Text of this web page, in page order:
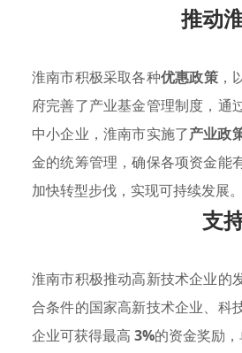
推动
淮南市积极采取各种优惠政策，
府完善了产业基金管理制度，通
中小企业，淮南市实施了产业政
金的统筹管理，确保各项资金能
加快转型步伐，实现可持续发展。
支
淮南市积极推动高新技术企业的
合条件的国家高新技术企业、科
企业可获得最高 3%的资金奖励